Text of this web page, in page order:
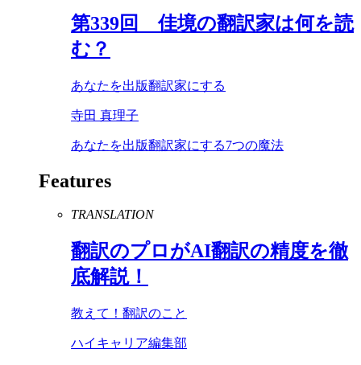
第339回 佳境の翻訳家は何を読
む？
あなたを出版翻訳家にする
寺田 真理子
あなたを出版翻訳家にする7つの魔法
Features
TRANSLATION
翻訳のプロがAI翻訳の精度を徹
底解説！
教えて！翻訳のこと
ハイキャリア編集部